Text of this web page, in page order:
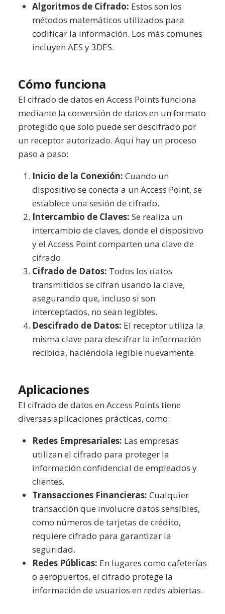
Algoritmos de Cifrado: Estos son los
métodos matemáticos utilizados para
codificar la información. Los más comunes
incluyen AES y 3DES.
Cómo funciona
El cifrado de datos en Access Points funciona
mediante la conversión de datos en un formato
protegido que solo puede ser descifrado por
un receptor autorizado. Aquí hay un proceso
paso a paso:
Inicio de la Conexión: Cuando un
dispositivo se conecta a un Access Point, se
establece una sesión de cifrado.
Intercambio de Claves: Se realiza un
intercambio de claves, donde el dispositivo
y el Access Point comparten una clave de
cifrado.
Cifrado de Datos: Todos los datos
transmitidos se cifran usando la clave,
asegurando que, incluso si son
interceptados, no sean legibles.
Descifrado de Datos: El receptor utiliza la
misma clave para descifrar la información
recibida, haciéndola legible nuevamente.
Aplicaciones
El cifrado de datos en Access Points tiene
diversas aplicaciones prácticas, como:
Redes Empresariales: Las empresas
utilizan el cifrado para proteger la
información confidencial de empleados y
clientes.
Transacciones Financieras: Cualquier
transacción que involucre datos sensibles,
como números de tarjetas de crédito,
requiere cifrado para garantizar la
seguridad.
Redes Públicas: En lugares como cafeterías
o aeropuertos, el cifrado protege la
información de usuarios en redes abiertas.